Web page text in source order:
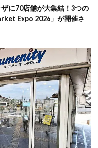
に70店舗が大集結！3つの
Expo 2026」が開催さ